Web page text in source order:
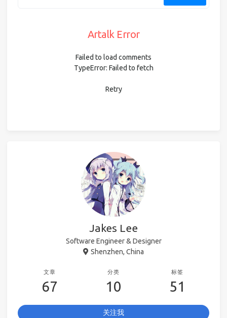
Artalk Error
Failed to load comments
TypeError: Failed to fetch
Retry
Jakes Lee
Software Engineer & Designer
Shenzhen, China
文章
67
分类
10
标签
51
关注我